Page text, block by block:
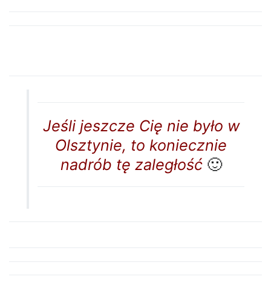
Jeśli jeszcze Cię nie było w
Olsztynie, to koniecznie
nadrób tę zaległość🙂